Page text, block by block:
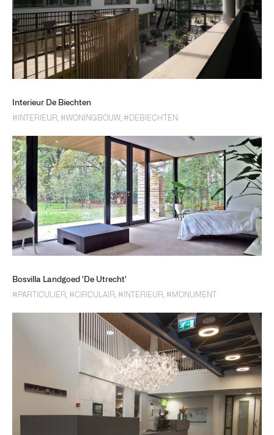
Interieur De Biechten
#INTERIEUR, #WONINGBOUW, #DEBIECHTEN
Bosvilla Landgoed 'De Utrecht'
#PARTICULIER #CIRCULAIR #INTERIEUR #MONUMENT